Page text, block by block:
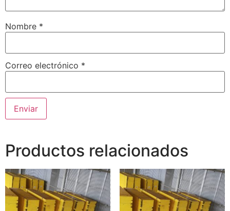
Nombre *
Correo electrónico *
Productos relacionados